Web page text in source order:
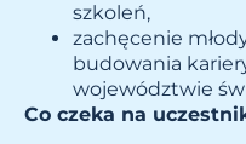
szkoleń,
zachęcenie
budowania
województwie
Co czeka na